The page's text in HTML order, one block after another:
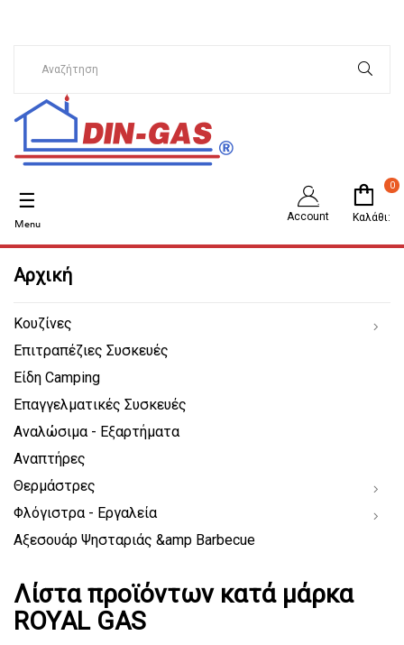
Account
0
Καλάθι:
Toggle
navigation
☰
Αρχική
Κουζίνες
Επιτραπέζιες Συσκευές
Είδη Camping
Επαγγελματικές Συσκευές
Αναλώσιμα - Εξαρτήματα
Αναπτήρες
Θερμάστρες
Φλόγιστρα - Εργαλεία
Αξεσουάρ Ψησταριάς &amp Barbecue
Λίστα προϊόντων κατά μάρκα
ROYAL GAS